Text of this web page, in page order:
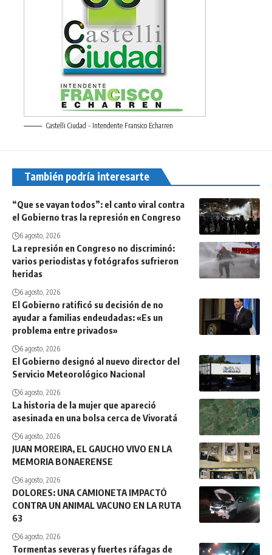
Castelli Ciudad - Intendente Fransico Echarren
También podría interesarte
“Que se vayan todos”: el canto viral contra
el Gobierno tras la represión en Congreso
6 agosto, 2026
La represión en Congreso no discriminó:
varios periodistas y fotógrafos sufrieron
heridas
6 agosto, 2026
El Gobierno ratificó su decisión de no
ayudar a familias endeudadas: «Es un
problema entre privados»
6 agosto, 2026
El Gobierno designó al nuevo director del
Servicio Meteorológico Nacional
6 agosto, 2026
La historia de la mujer que apareció
asesinada en una bolsa cerca de Vivoratá
6 agosto, 2026
JUAN MOREIRA, EL GAUCHO VIVO EN LA
MEMORIA BONAERENSE
6 agosto, 2026
DOLORES: UNA CAMIONETA IMPACTÓ
CONTRA UN ANIMAL VACUNO EN LA RUTA
63
6 agosto, 2026
Tormentas severas y fuertes ráfagas de